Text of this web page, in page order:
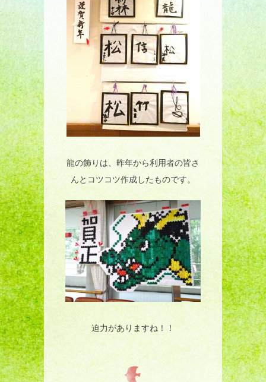
龍の飾りは、昨年から利用者の皆さ
んとコツコツ作成したものです。
迫力がありますね！！